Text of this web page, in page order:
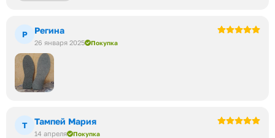
Р Регина
26 января 2025 Покупка
Т Тампей Мария
14 апреля Покупка